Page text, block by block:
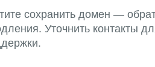
сохранить домен —
Уточнить контакты